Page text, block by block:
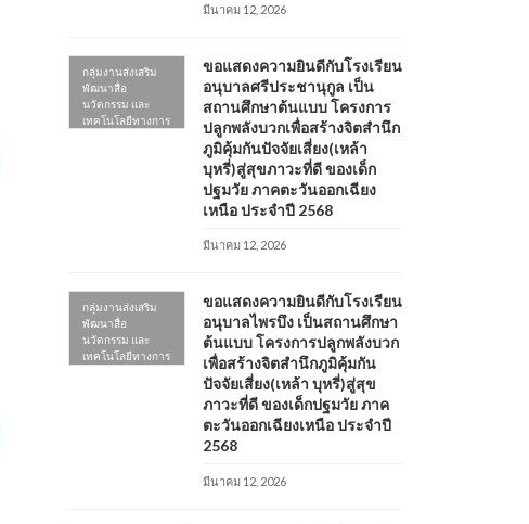
มีนาคม 12, 2026
กลุ่มงานส่งเสริม
พัฒนาสื่อ
นวัตกรรม และ
เทคโนโลยีทางการ
ขอแสดงความยินดีกับโรงเรียน
อนุบาลศรีประชานุกูล เป็น
สถานศึกษาต้นแบบ โครงการ
ปลูกพลังบวกเพื่อสร้างจิตสำนึก
ภูมิคุ้มกันปัจจัยเสี่ยง(เหล้า
บุหรี่)สู่สุขภาวะที่ดี ของเด็ก
ปฐมวัย ภาคตะวันออกเฉียง
เหนือ ประจำปี 2568
มีนาคม 12, 2026
กลุ่มงานส่งเสริม
พัฒนาสื่อ
นวัตกรรม และ
เทคโนโลยีทางการ
ขอแสดงความยินดีกับโรงเรียน
อนุบาลไพรบึง เป็นสถานศึกษา
ต้นแบบ โครงการปลูกพลังบวก
เพื่อสร้างจิตสำนึกภูมิคุ้มกัน
ปัจจัยเสี่ยง(เหล้า บุหรี่)สู่สุข
ภาวะที่ดี ของเด็กปฐมวัย ภาค
ตะวันออกเฉียงเหนือ ประจำปี
2568
มีนาคม 12, 2026